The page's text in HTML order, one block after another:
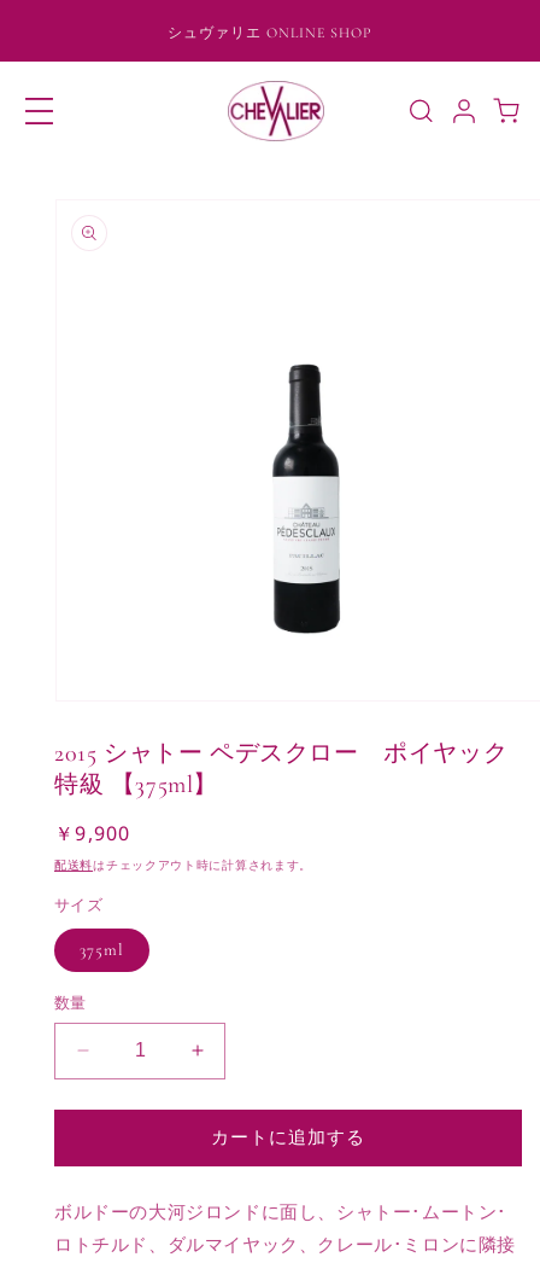
シュヴァリエ ONLINE SHOP
ロ
グ
イ
ー
報にス
キップ
ダ
ル
で
デ
ィ
(1)
を
開
く
2015 シャトー ペデスクロー ポイヤック
特級 【375ml】
通
常
格
￥9,900
配送料はチェックアウト時に計算されます。
サイズ
375ml
数量
ペ
デ
2015
ト
ペ
デ
カートに追加する
ボルドーの大河ジロンドに面し、シャトー･ムートン･
ロトチルド、ダルマイヤック、クレール･ミロンに隣接